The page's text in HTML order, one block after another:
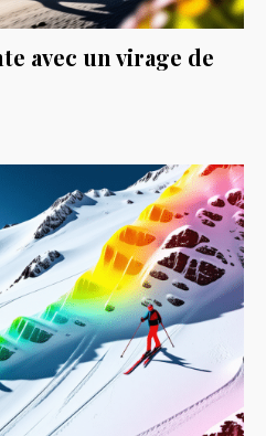
avec un virage de